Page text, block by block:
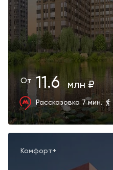
От 11.6 млн ₽
Рассказовка 7 мин.
Комфорт+